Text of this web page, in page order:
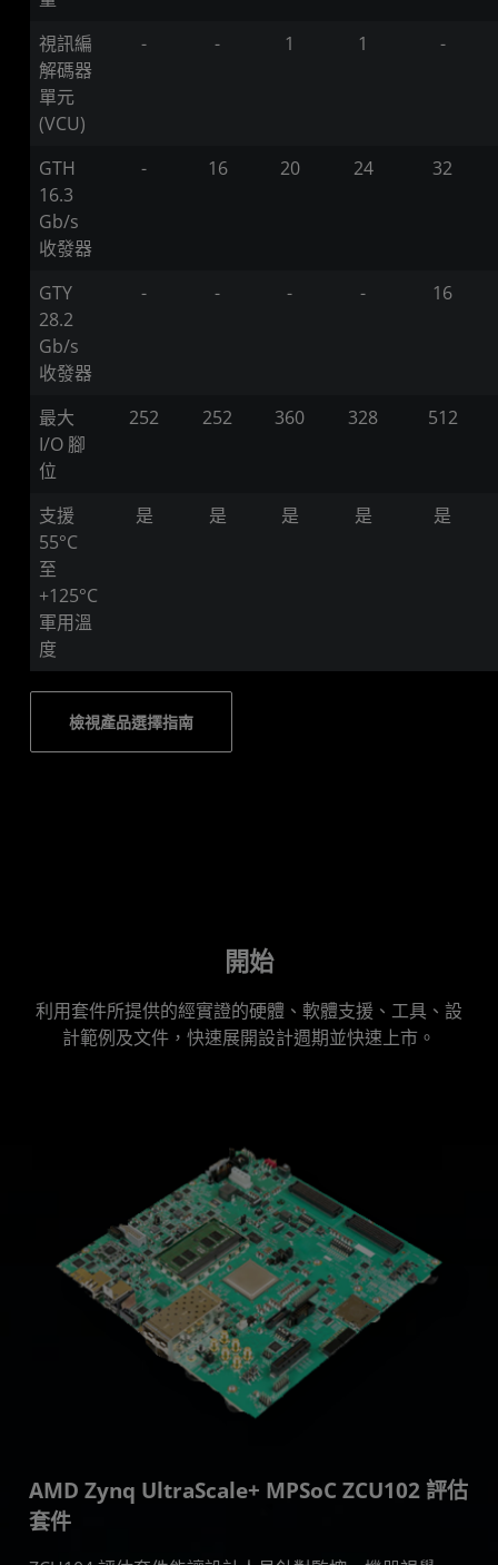
視訊編
解碼器
單元
(VCU)
- - 1 1 -
GTH
16.3
Gb/s
收發器
- 16 20 24 32
GTY
28.2
Gb/s
收發器
- - - - 16
最大
I/O 腳
位
252 252 360 328 512
支援
55°C
至
+125°C
軍用溫
度
是 是 是 是 是
檢視產品選擇指南
開始
利用套件所提供的經實證的硬體、軟體支援、工具、設
計範例及文件，快速展開設計週期並快速上市。
AMD Zynq UltraScale+ MPSoC ZCU102 評估
套件